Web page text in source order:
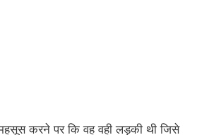
करने पर कि वह वही लड़की थी जिसे